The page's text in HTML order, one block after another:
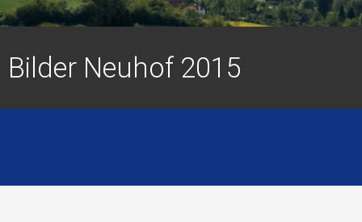
Bilder Neuhof 2015